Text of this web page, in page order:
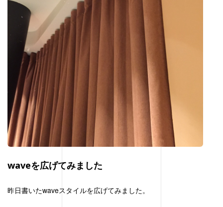
waveを広げてみました
昨日書いたwaveスタイルを広げてみました。